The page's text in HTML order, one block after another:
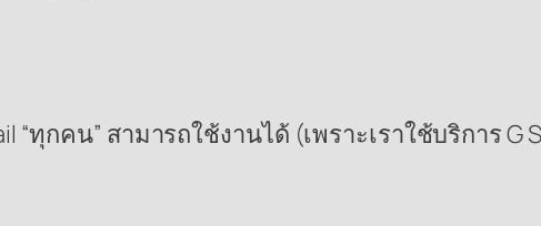
“ทุกคน” สามารถใช้งานได้ (เพราะเราใช้บริการ G